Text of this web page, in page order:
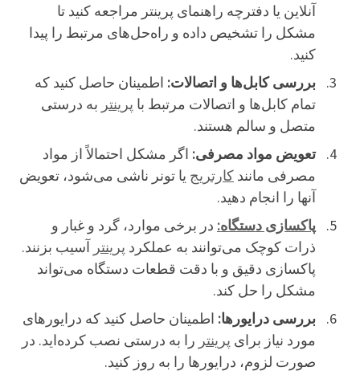
آنلاین یا دفترچه راهنمای پرینتر مراجعه کنید تا
مشکل را تشخیص داده و راه‌حل‌های مرتبط را پیدا
کنید.
بررسی کابل‌ها و اتصالات: اطمینان حاصل کنید که
تمام کابل‌ها و اتصالات مرتبط با پرینتر به درستی
متصل و سالم هستند.
تعویض مواد مصرفی: اگر مشکل احتمالاً از مواد
مصرفی مانند کارتریج یا تونر ناشی می‌شود، تعویض
آنها را انجام دهید.
پاکسازی دستگاه: در برخی موارد، گرد و غبار و
ذرات کوچک می‌توانند به عملکرد پرینتر آسیب بزنند.
پاکسازی دقیق و با دقت قطعات دستگاه می‌تواند
مشکل را حل کند.
بررسی درایورها: اطمینان حاصل کنید که درایورهای
مورد نیاز برای پرینتر را به درستی نصب کرده‌اید. در
صورت لزوم، درایورها را به روز کنید.